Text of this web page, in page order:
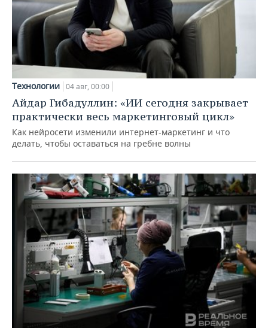
Технологии 04 авг, 00:00
Айдар Гибадуллин: «ИИ сегодня закрывает
практически весь маркетинговый цикл»
Как нейросети изменили интернет-маркетинг и что
делать, чтобы оставаться на гребне волны